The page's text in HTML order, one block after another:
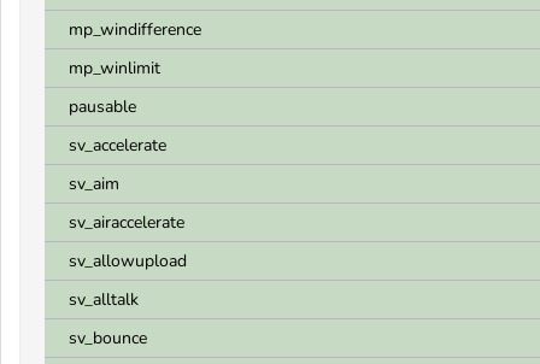
mp_windifference
mp_winlimit
pausable
sv_accelerate
sv_aim
sv_airaccelerate
sv_allowupload
sv_alltalk
sv_bounce